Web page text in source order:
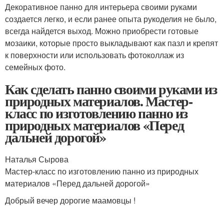
Декоративное панно для интерьера своими руками
создается легко, и если ранее опыта рукоделия не было,
всегда найдется выход. Можно приобрести готовые
мозаики, которые просто выкладывают как пазл и крепят
к поверхности или использовать фотоколлаж из
семейных фото.
Как сделать панно своими руками из
природных материалов. Мастер-
класс по изготовлению панно из
природных материалов «Перед
дальней дорогой»
Наталья Сырова
Мастер-класс по изготовлению панно из природных
материалов «Перед дальней дорогой»
Добрый вечер дорогие маамовцы !